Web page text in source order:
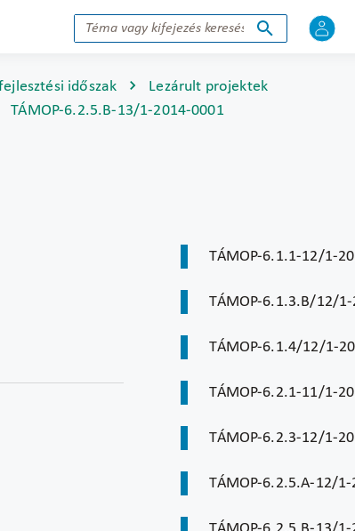
időszak
Lezárult projektek
TÁMOP-6.2.5.B-13/1-2014-0001
TÁMOP-6.1.1-12/1-
TÁMOP-6.1.3.B/12/
TÁMOP-6.1.4/12/1-
TÁMOP-6.2.1-11/1-
TÁMOP-6.2.3-12/1-
TÁMOP-6.2.5.A-12/